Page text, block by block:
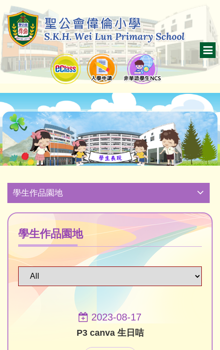
學生作品園地
學生作品園地
2023-08-17
P3 canva 生日咭